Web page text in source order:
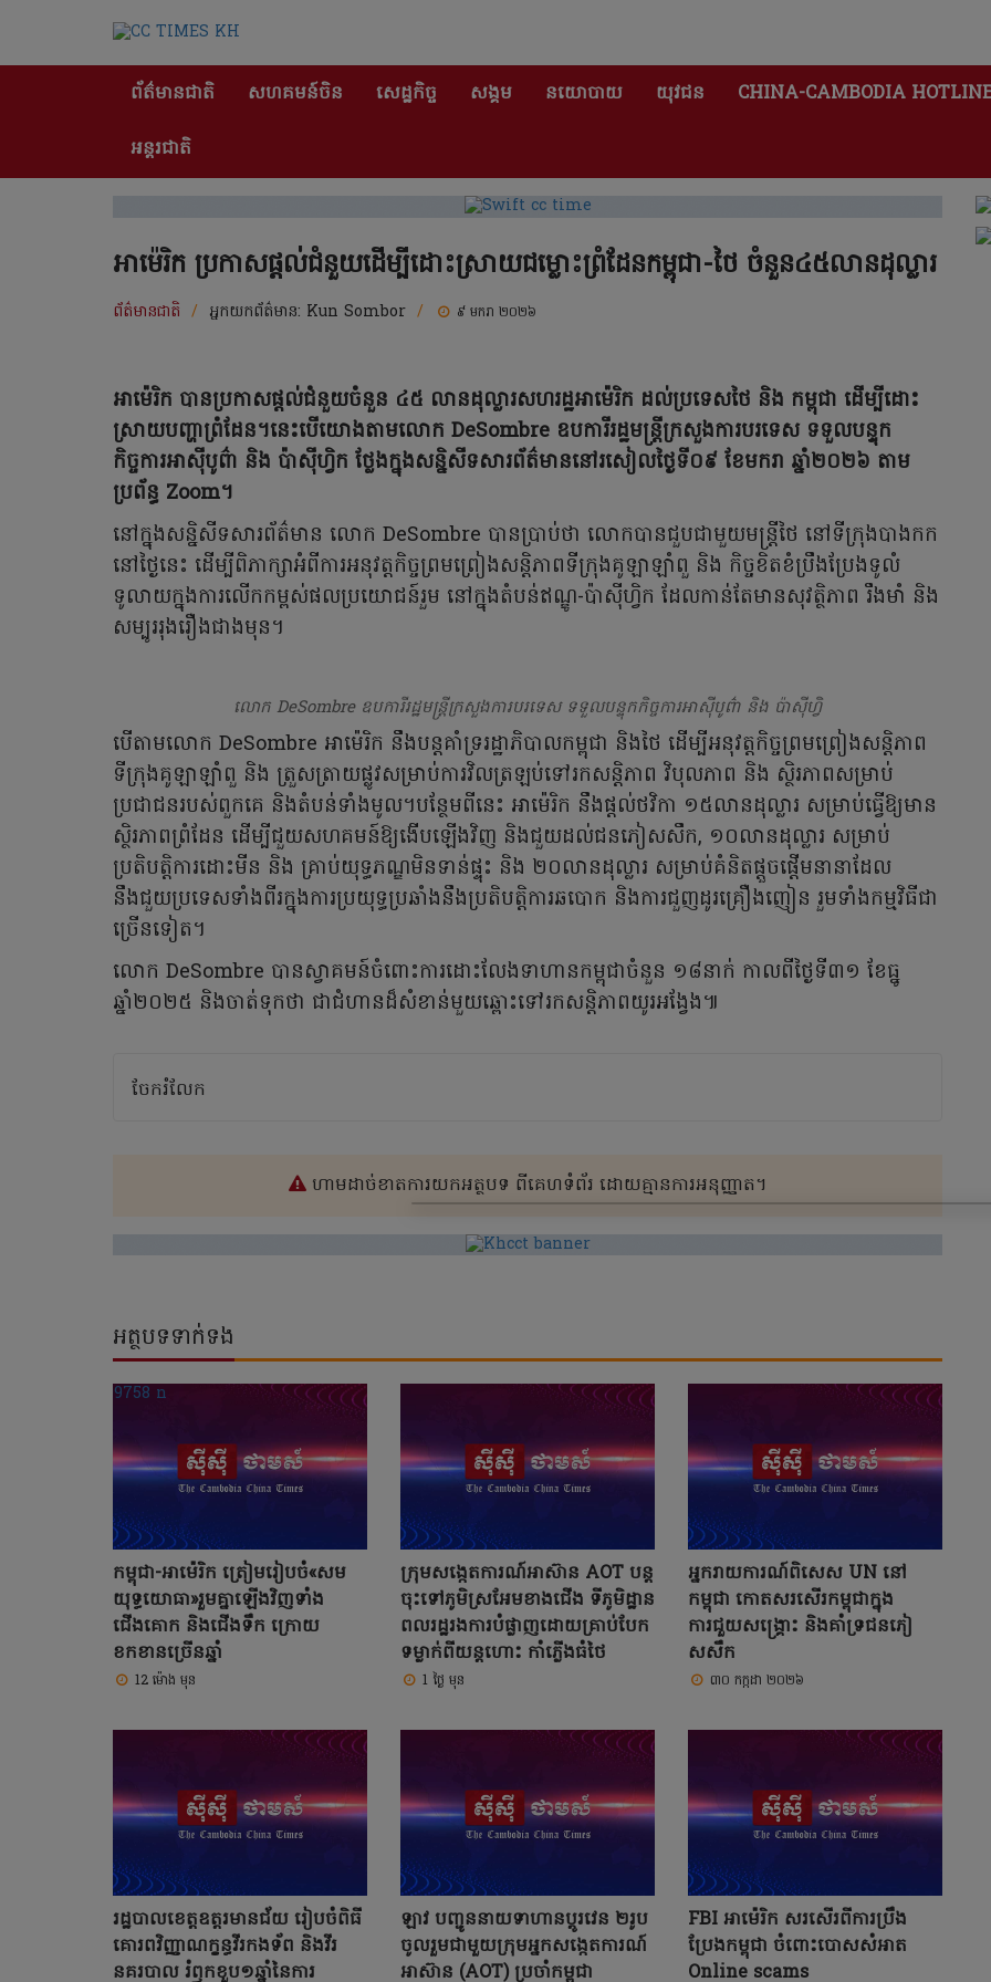
ព័ត៌មានជាតិ សហគមន៍ចិន សេដ្ឋកិច្ច សង្គម នយោបាយ យុវជន CHINA-CAMBODIA
អន្តរជាតិ
អាម៉េរិក ប្រកាសផ្តល់ជំនួយដើម្បីដោះស្រាយជម្លោះព្រំដែនកម្ពុជា-ថៃ ចំនួន៤៥លានដុល្លារ
ព័ត៌មានជាតិ / អ្នកយកព័ត៌មាន: Kun Sombor / ៩ មករា ២០២៦
អាម៉េរិក បានប្រកាសផ្តល់ជំនួយចំនួន ៤៥ លានដុល្លារសហរដ្ឋអាម៉េរិក ដល់ប្រទេសថៃ និង កម្ពុជា ដើម្បីដោះ
ស្រាយបញ្ហាព្រំដែន។នេះបើយោងតាមលោក DeSombre ឧបការីរដ្ឋមន្ត្រីក្រសួងការបរទេស ទទួលបន្ទុក
កិច្ចការអាស៊ីបូព៌ា និង ប៉ាស៊ីហ្វិក ថ្លែងក្នុងសន្និសីទសារព័ត៌មាននៅរសៀលថ្ងៃទី០៩ ខែមករា ឆ្នាំ២០២៦ តាម
ប្រព័ន្ធ Zoom។
នៅក្នុងសន្និសីទសារព័ត៌មាន លោក DeSombre បានប្រាប់ថា លោកបានជួបជាមួយមន្ត្រីថៃ នៅទីក្រុងបាងកក
នៅថ្ងៃនេះ ដើម្បីពិភាក្សាអំពីការអនុវត្តកិច្ចព្រមព្រៀងសន្តិភាពទីក្រុងគូឡាឡាំពួ និង កិច្ចខិតខំប្រឹងប្រែងទូលំ
ទូលាយក្នុងការលើកកម្ពស់ផលប្រយោជន៍រួម នៅក្នុងតំបន់ឥណ្ឌូ-ប៉ាស៊ីហ្វិក ដែលកាន់តែមានសុវត្ថិភាព រឹងមាំ និង
សម្បូររុងរឿងជាងមុន។
លោក DeSombre ឧបការីរដ្ឋមន្ត្រីក្រសួងការបរទេស ទទួលបន្ទុកកិច្ចការអាស៊ីបូព៌ា និង ប៉ាស៊ីហ្វិ
បើតាមលោក DeSombre អាម៉េរិក នឹងបន្តគាំទ្ររដ្ឋាភិបាលកម្ពុជា និងថៃ ដើម្បី​អនុវត្តកិច្ចព្រមព្រៀងសន្តិភាព
ទីក្រុងគូឡាឡាំពួ និង ត្រួសត្រាយផ្លូវសម្រាប់ការវិលត្រឡប់ទៅរកសន្តិភាព វិបុលភាព និង ស្ថិរភាពសម្រាប់
ប្រជាជនរបស់ពួកគេ និងតំបន់ទាំងមូល។បន្ថែមពីនេះ អាម៉េរិក នឹងផ្តល់ថវិកា ១៥លានដុល្លារ សម្រាប់ធ្វើឱ្យមាន
ស្ថិរភាពព្រំដែន ដើម្បីជួយសហគមន៍ឱ្យងើបឡើងវិញ និងជួយដល់ជនភៀសសឹក, ១០លានដុល្លារ សម្រាប់
ប្រតិបត្តិការដោះមីន និង គ្រាប់យុទ្ធភណ្ឌមិនទាន់ផ្ទុះ និង ២០លានដុល្លារ សម្រាប់គំនិតផ្តួចផ្តើមនានាដែល
នឹងជួយប្រទេសទាំងពីរក្នុងការប្រយុទ្ធប្រឆាំងនឹងប្រតិបត្តិការឆបោក និងការជួញដូរគ្រឿងញៀន រួមទាំងកម្មវិធីជា
ច្រើនទៀត។
លោក DeSombre បានស្វាគមន៍ចំពោះការដោះលែងទាហានកម្ពុជាចំនួន ១៨នាក់ កាលពីថ្ងៃទី៣១ ខែធ្នូ
ឆ្នាំ២០២៥ និងចាត់ទុកថា ជាជំហានដ៏សំខាន់មួយឆ្ពោះទៅរកសន្តិភាពយូរអង្វែង៕
ចែករំលែក
ហាមដាច់ខាតការយកអត្ថបទ ពីគេហទំព័រ ដោយគ្មានការអនុញ្ញាត។
អត្ថបទទាក់ទង
កម្ពុជា-អាម៉េរិក ត្រៀមរៀបចំ«សម
យុទ្ធយោធា»រួមគ្នាឡើងវិញទាំង
ជើងគោក និងជើងទឹក ក្រោយ
ខកខានច្រើនឆ្នាំ
12 ម៉ោង មុន
ក្រុមសង្កេតការណ៍អាស៊ាន AOT បន្ត
ចុះទៅភូមិស្រអែមខាងជើង ទីភូមិដ្ឋាន
ពលរដ្ឋរងការបំផ្លាញដោយគ្រាប់បែក
ទម្លាក់ពីយន្តហោះ កាំភ្លើងធំថៃ
1 ថ្ងៃ មុន
អ្នករាយការណ៍ពិសេស UN នៅ
កម្ពុជា កោតសរសើរកម្ពុជាក្នុង
ការជួយសង្គ្រោះ និងគាំទ្រជនភៀ
សសឹក
៣០ កក្កដា ២០២៦
រដ្ឋបាលខេត្តឧត្ដរមានជ័យ រៀបចំពិធី
គោរពវិញ្ញាណក្ខន្ធវីរកងទ័ព និងវីរ
នគរបាល រំឭកខួប១ឆ្នាំនៃការ
ឡាវ បញ្ជូននាយទាហានប្តូរវេន ២រូប
ចូលរួមជាមួយក្រុមអ្នកសង្កេតការណ៍
អាស៊ាន (AOT) ប្រចាំកម្ពុជា
FBI អាម៉េរិក សរសើរពីការប្រឹង
ប្រែងកម្ពុជា ចំពោះបោសសំអាត
Online scams